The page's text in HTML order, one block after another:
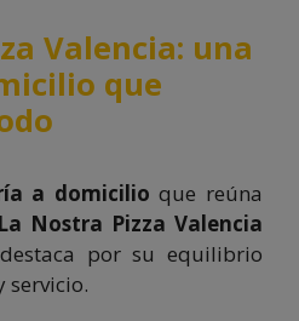
Valencia: una
que
a domicilio que reúna
La Nostra Pizza Valencia
por su equilibrio
servicio.